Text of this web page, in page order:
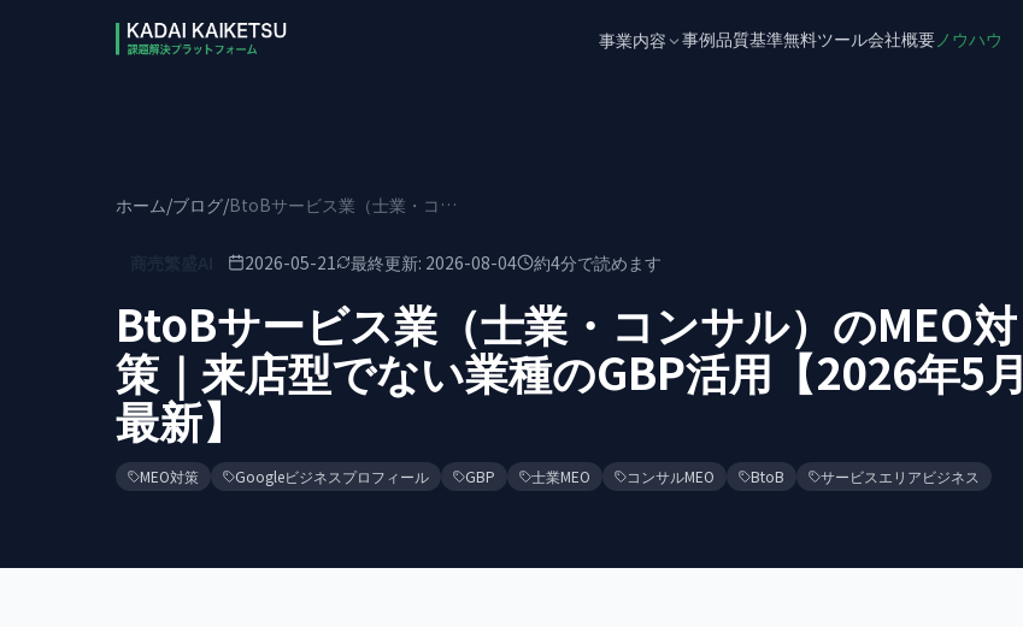
事業内容 事例品質基準無料ツール会社概要ノウハウ
ホーム/ブログ/ BtoBサービス業（士業・コンサル）のMEO対策｜来店型でない業種のGBP活用【2026年5月最新】
2026-05-21 最終更新: 2026-08-04 約4分で読めます
BtoBサービス業（士業・コンサル）のMEO対
策｜来店型でない業種のGBP活用【2026年5月
最新】
MEO対策 Googleビジネスプロフィール GBP 士業MEO コンサルMEO BtoB サービスエリアビジネス